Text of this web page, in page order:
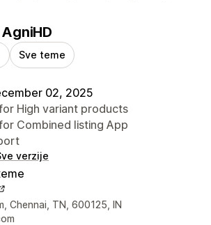
Sve teme
02, 2025
High variant products
Combined listing App
verzije
dizajnera
Chennai, TN, 600125, IN